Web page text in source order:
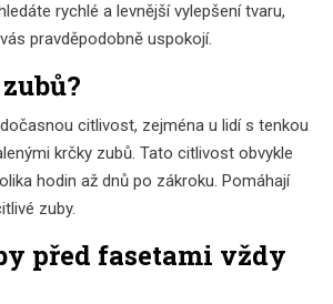
rychlé a levnější vylepšení tvaru,
pravděpodobně uspokojí.
citlivost, zejména u lidí s tenkou
krčky zubů. Tato citlivost obvykle
hodin až dnů po zákroku. Pomáhají
zuby.
před fasetami vždy